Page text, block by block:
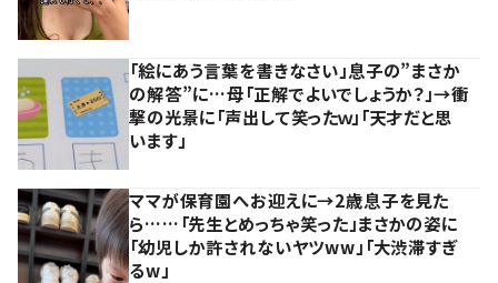
「絵にあう言葉を書きなさい」息子の”まさか
の解答”に…母「正解でよいでしょうか？」→衝
撃の光景に「声出して笑ったｗ」「天才だと思
います」
ママが保育園へお迎えに→2歳息子を見た
ら……「先生とめっちゃ笑った」まさかの姿に
「幼児しか許されないヤツww」「大渋滞すぎ
るw」